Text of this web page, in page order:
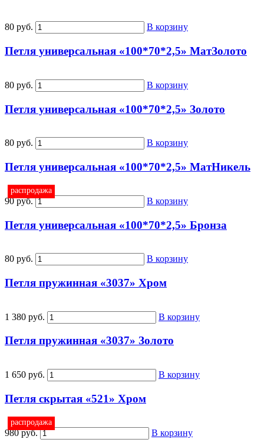
80 руб. В корзину
Петля универсальная «100*70*2,5» МатЗолото
80 руб. В корзину
Петля универсальная «100*70*2,5» Золото
80 руб. В корзину
Петля универсальная «100*70*2,5» МатНикель
распродажа
90 руб. В корзину
Петля универсальная «100*70*2,5» Бронза
80 руб. В корзину
Петля пружинная «3037» Хром
1 380 руб. В корзину
Петля пружинная «3037» Золото
1 650 руб. В корзину
Петля скрытая «521» Хром
распродажа
980 руб. В корзину